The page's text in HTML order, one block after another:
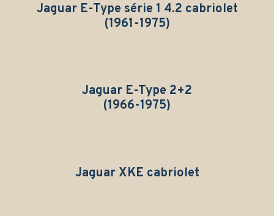
Jaguar E-Type série 1 4.2 cabriolet
(1961-1975)
Jaguar E-Type 2+2
(1966-1975)
Jaguar XKE cabriolet